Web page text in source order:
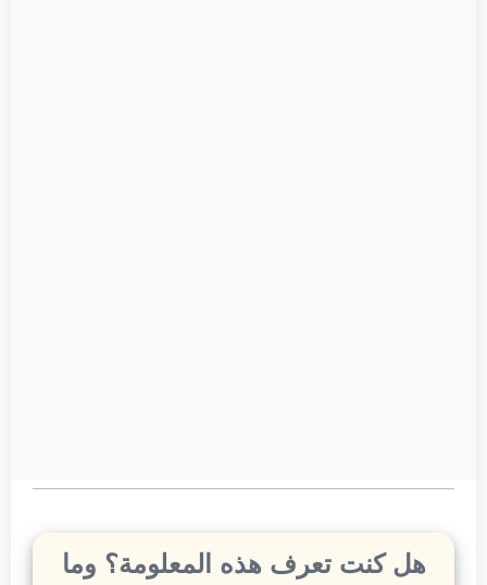
هل كنت تعرف هذه المعلومة؟ وما